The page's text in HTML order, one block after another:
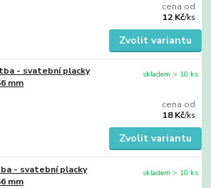
cena od
12 Kč/ks
Zvolit variantu
- svatební placky
mm
cena od
18 Kč/ks
skladem > 10 ks
Zvolit variantu
- svatební placky
mm
skladem > 10 ks